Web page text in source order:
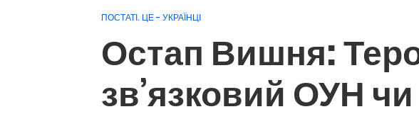
ПОСТАТІ. ЦЕ - УКРАЇНЦІ
Остап Вишня:
зв’язковий ОУН